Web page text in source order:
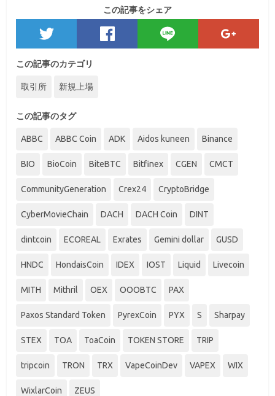
この記事をシェア
この記事のカテゴリ
取引所 新規上場
この記事のタグ
ABBC ABBC Coin ADK Aidos kuneen Binance
BIO BioCoin BiteBTC Bitfinex CGEN CMCT
CommunityGeneration Crex24 CryptoBridge
CyberMovieChain DACH DACH Coin DINT
dintcoin ECOREAL Exrates Gemini dollar GUSD
HNDC HondaisCoin IDEX IOST Liquid Livecoin
MITH Mithril OEX OOOBTC PAX
Paxos Standard Token PyrexCoin PYX S Sharpay
STEX TOA ToaCoin TOKEN STORE TRIP
tripcoin TRON TRX VapeCoinDev VAPEX WIX
WixlarCoin ZEUS